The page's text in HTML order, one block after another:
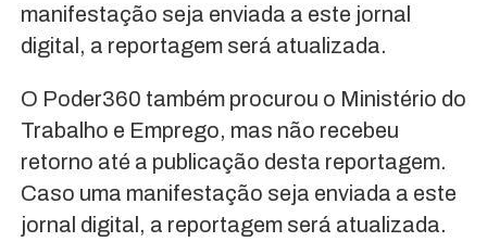
manifestação seja enviada a este jornal
digital, a reportagem será atualizada.
O Poder360 também procurou o Ministério do
Trabalho e Emprego, mas não recebeu
retorno até a publicação desta reportagem.
Caso uma manifestação seja enviada a este
jornal digital, a reportagem será atualizada.